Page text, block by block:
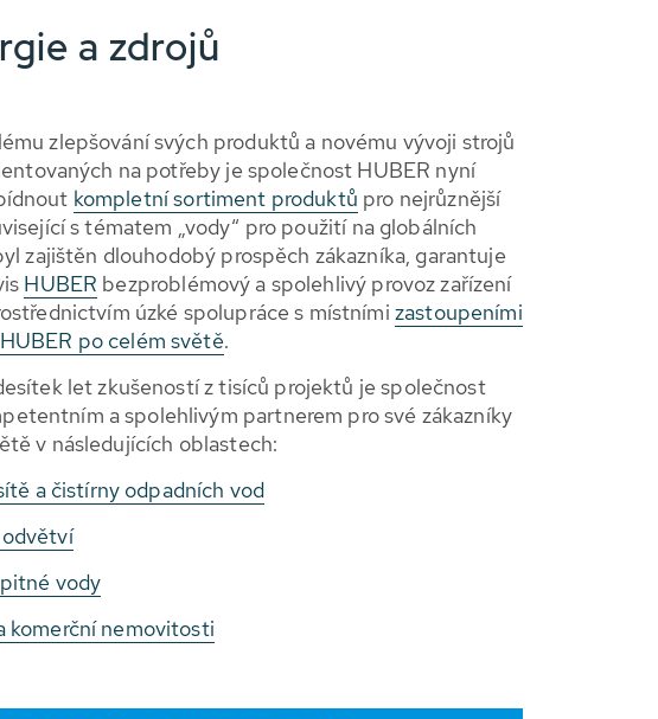
a zdrojů
zlepšování svých produktů a novému vývoji strojů
na potřeby je společnost HUBER nyní
kompletní sortiment produktů pro nejrůznější
s tématem „vody“ pro použití na globálních
zajištěn dlouhodobý prospěch zákazníka, garantuje
HUBER bezproblémový a spolehlivý provoz zařízení
úzké spolupráce s místními zastoupeními
po celém světě.
let zkušeností z tisíců projektů je společnost
a spolehlivým partnerem pro své zákazníky
v následujících oblastech:
a čistírny odpadních vod
vody
komerční nemovitosti